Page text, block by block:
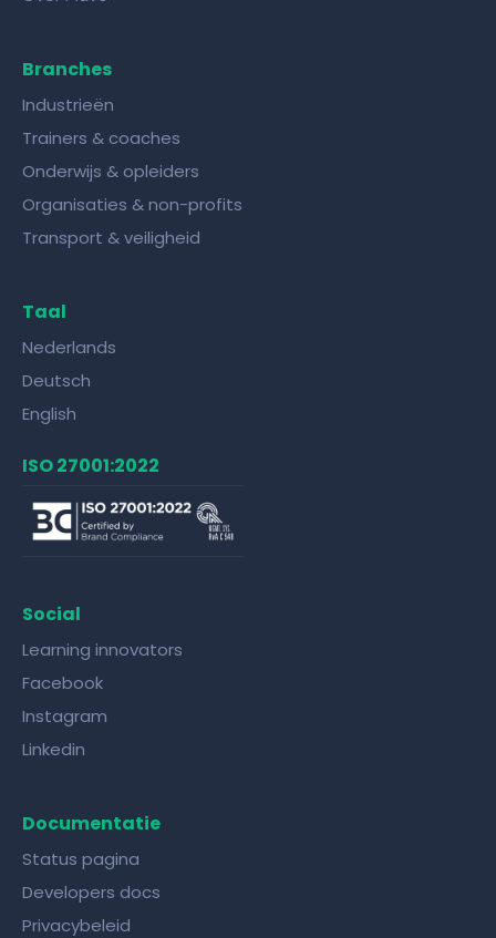
Branches
Industrieën
Trainers & coaches
Onderwijs & opleiders
Organisaties & non-profits
Transport & veiligheid
Taal
Nederlands
Deutsch
English
ISO 27001:2022
Social
Learning innovators
Facebook
Instagram
Linkedin
Documentatie
Status pagina
Developers docs
Privacybeleid